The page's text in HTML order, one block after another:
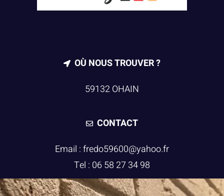
OÙ NOUS TROUVER ?
59132 OHAIN
CONTACT
Email : fredo59600@yahoo.fr
Tel : 06 58 27 34 98